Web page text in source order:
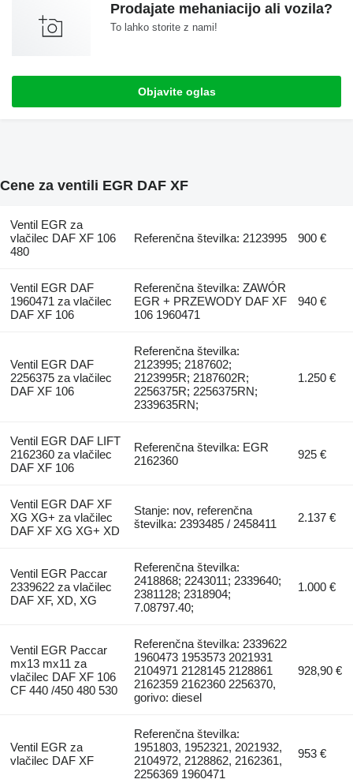
Prodajate mehaniacijo ali vozila?
To lahko storite z nami!
Objavite oglas
Cene za ventili EGR DAF XF
Ventil EGR za
vlačilec DAF XF 106
480
Referenčna številka: 2123995 900 €
Ventil EGR DAF
1960471 za vlačilec
DAF XF 106
Referenčna številka: ZAWÓR
EGR + PRZEWODY DAF XF
106 1960471
940 €
Ventil EGR DAF
2256375 za vlačilec
DAF XF 106
Referenčna številka:
2123995; 2187602;
2123995R; 2187602R;
2256375R; 2256375RN;
2339635RN;
1.250 €
Ventil EGR DAF LIFT
2162360 za vlačilec
DAF XF 106
Referenčna številka: EGR
2162360
925 €
Ventil EGR DAF XF
XG XG+ za vlačilec
DAF XF XG XG+ XD
Stanje: nov, referenčna
številka: 2393485 / 2458411
2.137 €
Ventil EGR Paccar
2339622 za vlačilec
DAF XF, XD, XG
Referenčna številka:
2418868; 2243011; 2339640;
2381128; 2318904;
7.08797.40;
1.000 €
Ventil EGR Paccar
mx13 mx11 za
vlačilec DAF XF 106
CF 440 /450 480 530
Referenčna številka: 2339622
1960473 1953573 2021931
2104971 2128145 2128861
2162359 2162360 2256370,
gorivo: diesel
928,90 €
Ventil EGR za
vlačilec DAF XF
Referenčna številka:
1951803, 1952321, 2021932,
2104972, 2128862, 2162361,
2256369 1960471
953 €